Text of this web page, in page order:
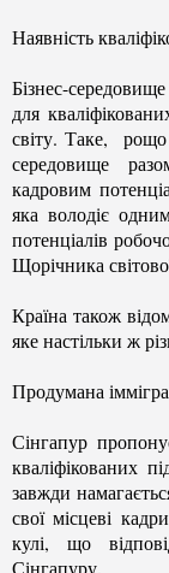
Наявність
Бізнес-
для
світу. Таке,
середовище
кадровим
яка володіє
потенціалів
Щорічника
Країна також
яке настільки ж
Продумана
Сінгапур
кваліфікованих
завжди
свої місцеві
кулі, що
Сінгапуру.